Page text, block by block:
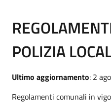
POLIZIA
Ultimo aggiornamento: 2
Regolamenti comunali in